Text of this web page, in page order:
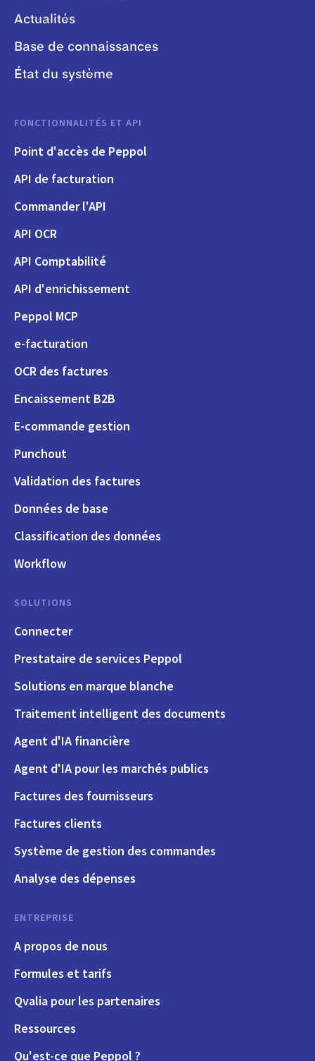
Actualités
Base de connaissances
État du système
FONCTIONNALITÉS ET API
Point d'accès de Peppol
API de facturation
Commander l'API
API OCR
API Comptabilité
API d'enrichissement
Peppol MCP
e-facturation
OCR des factures
Encaissement B2B
E-commande gestion
Punchout
Validation des factures
Données de base
Classification des données
Workflow
SOLUTIONS
Connecter
Prestataire de services Peppol
Solutions en marque blanche
Traitement intelligent des documents
Agent d'IA financière
Agent d'IA pour les marchés publics
Factures des fournisseurs
Factures clients
Système de gestion des commandes
Analyse des dépenses
ENTREPRISE
A propos de nous
Formules et tarifs
Qvalia pour les partenaires
Ressources
Qu'est-ce que Peppol ?